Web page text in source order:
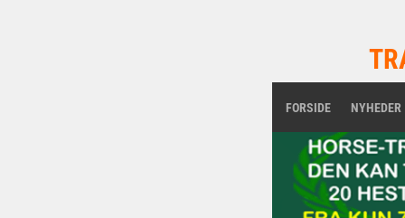
FORSIDE NYHEDER